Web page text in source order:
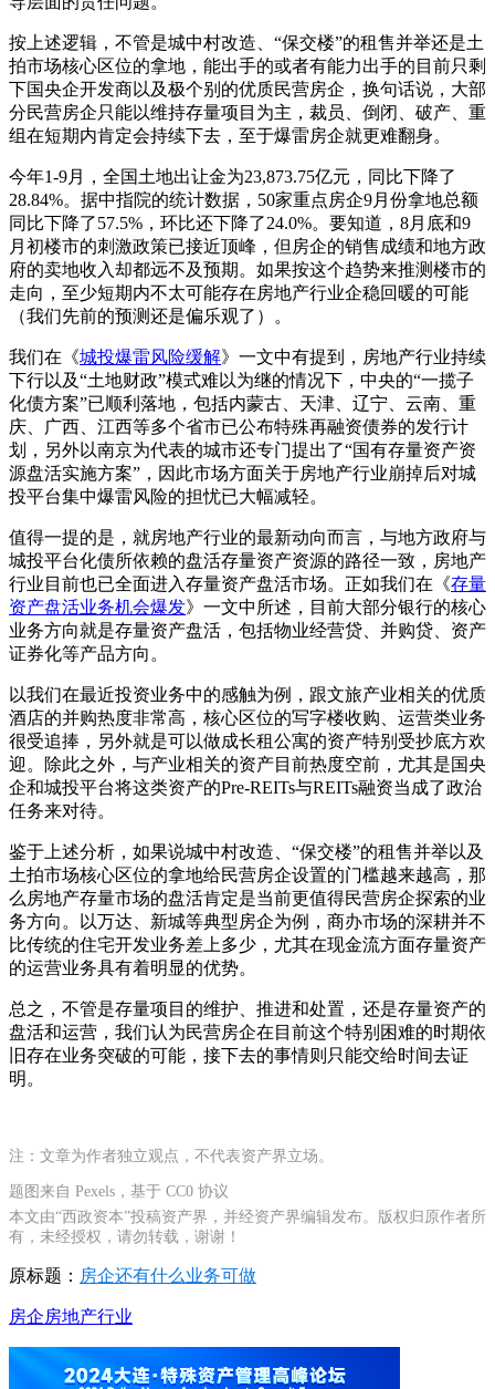
按上述逻辑，不管是城中村改造、“保交楼”的租售并举还是土
拍市场核心区位的拿地，能出手的或者有能力出手的目前只剩
下国央企开发商以及极个别的优质民营房企，换句话说，大部
分民营房企只能以维持存量项目为主，裁员、倒闭、破产、重
组在短期内肯定会持续下去，至于爆雷房企就更难翻身。
今年1-9月，全国土地出让金为23,873.75亿元，同比下降了
28.84%。据中指院的统计数据，50家重点房企9月份拿地总额
同比下降了57.5%，环比还下降了24.0%。要知道，8月底和9
月初楼市的刺激政策已接近顶峰，但房企的销售成绩和地方政
府的卖地收入却都远不及预期。如果按这个趋势来推测楼市的
走向，至少短期内不太可能存在房地产行业企稳回暖的可能
（我们先前的预测还是偏乐观了）。
我们在《城投爆雷风险缓解》一文中有提到，房地产行业持续
下行以及“土地财政”模式难以为继的情况下，中央的“一揽子
化债方案”已顺利落地，包括内蒙古、天津、辽宁、云南、重
庆、广西、江西等多个省市已公布特殊再融资债券的发行计
划，另外以南京为代表的城市还专门提出了“国有存量资产资
源盘活实施方案”，因此市场方面关于房地产行业崩掉后对城
投平台集中爆雷风险的担忧已大幅减轻。
值得一提的是，就房地产行业的最新动向而言，与地方政府与
城投平台化债所依赖的盘活存量资产资源的路径一致，房地产
行业目前也已全面进入存量资产盘活市场。正如我们在《存量
资产盘活业务机会爆发》一文中所述，目前大部分银行的核心
业务方向就是存量资产盘活，包括物业经营贷、并购贷、资产
证券化等产品方向。
以我们在最近投资业务中的感触为例，跟文旅产业相关的优质
酒店的并购热度非常高，核心区位的写字楼收购、运营类业务
很受追捧，另外就是可以做成长租公寓的资产特别受抄底方欢
迎。除此之外，与产业相关的资产目前热度空前，尤其是国央
企和城投平台将这类资产的Pre-REITs与REITs融资当成了政治
任务来对待。
鉴于上述分析，如果说城中村改造、“保交楼”的租售并举以及
土拍市场核心区位的拿地给民营房企设置的门槛越来越高，那
么房地产存量市场的盘活肯定是当前更值得民营房企探索的业
务方向。以万达、新城等典型房企为例，商办市场的深耕并不
比传统的住宅开发业务差上多少，尤其在现金流方面存量资产
的运营业务具有着明显的优势。
总之，不管是存量项目的维护、推进和处置，还是存量资产的
盘活和运营，我们认为民营房企在目前这个特别困难的时期依
旧存在业务突破的可能，接下去的事情则只能交给时间去证
明。
注：文章为作者独立观点，不代表资产界立场。
题图来自 Pexels，基于 CC0 协议
本文由“西政资本”投稿资产界，并经资产界编辑发布。版权归原作者所
有，未经授权，请勿转载，谢谢！
原标题： 房企还有什么业务可做
房企房地产行业